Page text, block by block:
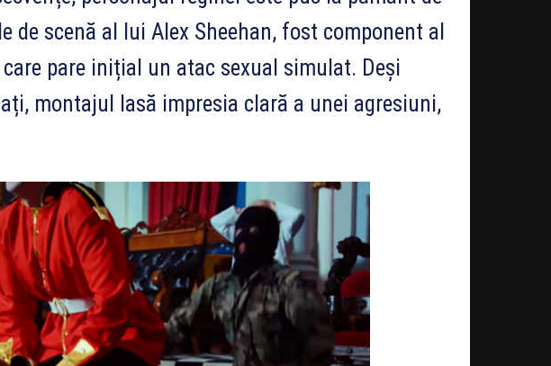
de scenă al lui Alex Sheehan, fost component al
pare inițial un atac sexual simulat. Deși
montajul lasă impresia clară a unei agresiuni,